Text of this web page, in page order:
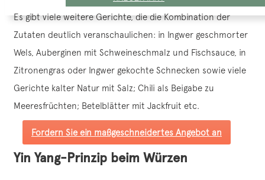
Es gibt viele weitere Gerichte, die die Kombination der
Zutaten deutlich veranschaulichen: in Ingwer geschmorter
Wels, Auberginen mit Schweineschmalz und Fischsauce, in
Zitronengras oder Ingwer gekochte Schnecken sowie viele
Gerichte kalter Natur mit Salz; Chili als Beigabe zu
Meeresfrüchten; Betelblätter mit Jackfruit etc.
Fordern Sie ein maßgeschneidertes Angebot an
Yin Yang-Prinzip beim Würzen